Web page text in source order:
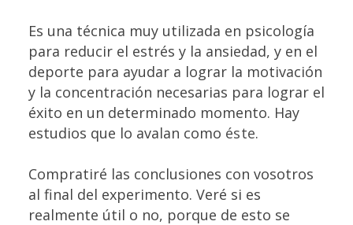
Es una técnica muy utilizada en psicología
para reducir el estrés y la ansiedad, y en el
deporte para ayudar a lograr la motivación
y la concentración necesarias para lograr el
éxito en un determinado momento. Hay
estudios que lo avalan como éste.
Compratiré las conclusiones con vosotros
al final del experimento. Veré si es
realmente útil o no, porque de esto se